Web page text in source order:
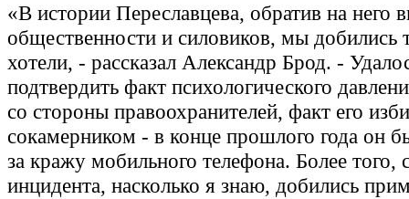
«В истории Переславцева, обратив на него
общественности и силовиков, мы добились
хотели, - рассказал Александр Брод. -
подтвердить факт психологического
со стороны правоохранителей, факт его
сокамерником - в конце прошлого года он
за кражу мобильного телефона. Более того,
инцидента, насколько я знаю, добились